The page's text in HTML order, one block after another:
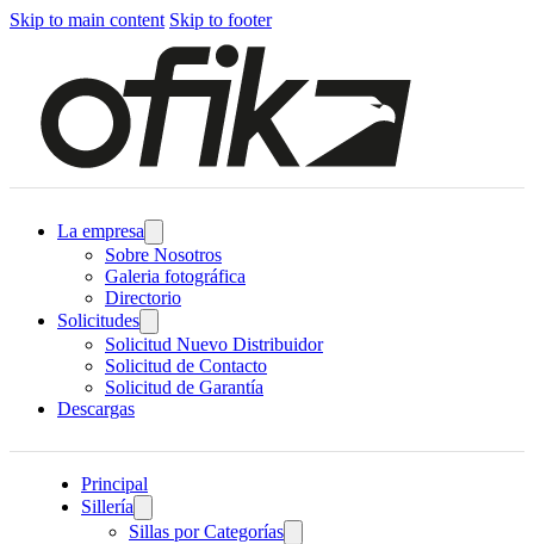
Skip to main content Skip to footer
La empresa
Sobre Nosotros
Galeria fotográfica
Directorio
Solicitudes
Solicitud Nuevo Distribuidor
Solicitud de Contacto
Solicitud de Garantía
Descargas
Principal
Sillería
Sillas por Categorías